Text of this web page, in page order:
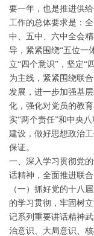
要一年，也是推进供
工作的总体要求是：
中、五中、六中全会
导，紧紧围绕“五位一
立“四个意识”，坚定“
为主线，紧紧围绕联
发展，进一步加强基
化，强化对党员的教
实“两个责任”和中央
建设，做好思想政治
保证。
一、深入学习贯彻党
话精神，全面推进联
（一）抓好党的十八
的学习贯彻，牢固树
记系列重要讲话精神
治意识、大局意识、